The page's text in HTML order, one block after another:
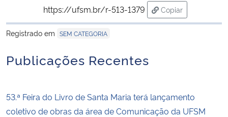
Ministério do Turismo
Ministério do Desenvolvimento Regional
Controladoria-Geral da União
https://ufsm.br/r-513-1379
Copiar
para área de
Registrado em SEM CATEGORIA
Publicações Recentes
53.ª Feira do Livro de Santa Maria terá lançamento
coletivo de obras da área de Comunicação da UFSM